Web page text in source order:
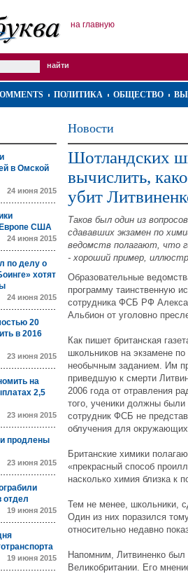
на главную
ПОЛИТИКА ОБЩЕСТВО
в Омской
24 июня 2015
Европе США
24 июня 2015
по делу о
хотят
24 июня 2015
20
в 2016
23 июня 2015
на
2,5
23 июня 2015
продлены
23 июня 2015
отдел
19 июня 2015
19 июня 2015
Новости
Шотландских
вычислить,
убит
Таков был один из
сдававших экзамен по
ведомств полагают, что
- хороший пример,
Образовательные
программу таинственную
сотрудника ФСБ РФ
Альбион от уголовно
Как пишет британская
школьников на экзамене
необычным заданием. Им
приведшую к смерти
2006 года от отравления
того, ученики должны
сотрудник ФСБ не
облучения для
Британские химики
«прекрасный способ
насколько химия близка к
Тем не менее, школьники,
Один из них поразился
относительно недавно
Напомним, Литвиненко был
Великобритании. Его